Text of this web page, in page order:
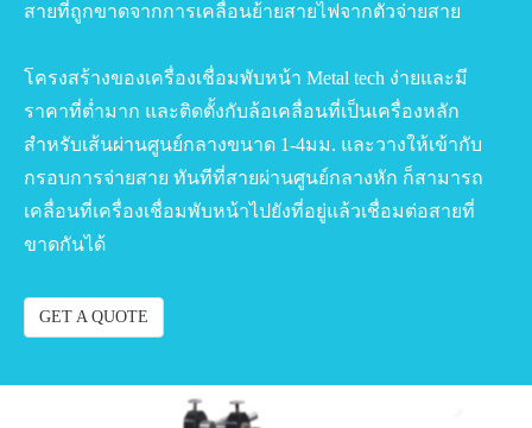
สายที่ถูกขาดจากการเคลื่อนย้ายสายไฟจากตัวจ่ายสาย
โครงสร้างของเครื่องเชื่อมพับหน้า Metal tech ง่ายและมี
ราคาที่ต่ำมาก และติดตั้งกับล้อเคลื่อนที่เป็นเครื่องหลัก
สำหรับเส้นผ่านศูนย์กลางขนาด 1-4มม. และวางให้เข้ากับ
กรอบการจ่ายสาย ทันทีที่สายผ่านศูนย์กลางหัก ก็สามารถ
เคลื่อนที่เครื่องเชื่อมพับหน้าไปยังที่อยู่แล้วเชื่อมต่อสายที่
ขาดกันได้
GET A QUOTE